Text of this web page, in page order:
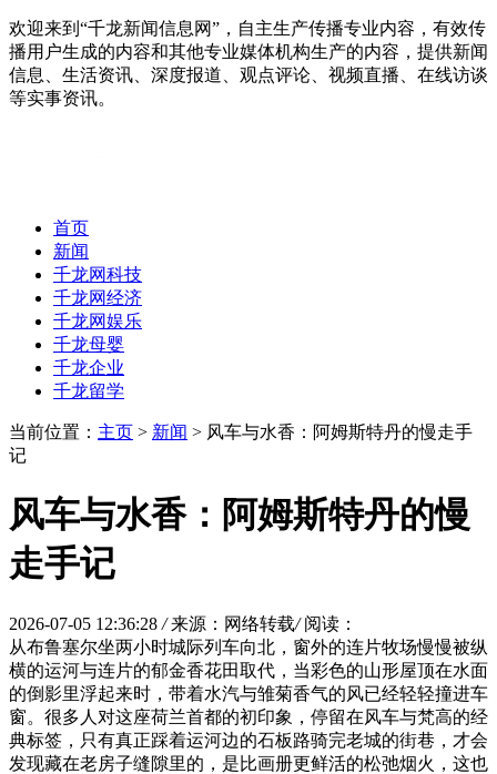
欢迎来到“千龙新闻信息网”，自主生产传播专业内容，有效传
播用户生成的内容和其他专业媒体机构生产的内容，提供新闻
信息、生活资讯、深度报道、观点评论、视频直播、在线访谈
等实事资讯。
首页
新闻
千龙网科技
千龙网经济
千龙网娱乐
千龙母婴
千龙企业
千龙留学
当前位置： 主页 > 新闻 > 风车与水香：阿姆斯特丹的慢走手
记
风车与水香：阿姆斯特丹的慢
走手记
2026-07-05 12:36:28 / 来源：网络转载/ 阅读：
从布鲁塞尔坐两小时城际列车向北，窗外的连片牧场慢慢被纵
横的运河与连片的郁金香花田取代，当彩色的山形屋顶在水面
的倒影里浮起来时，带着水汽与雏菊香气的风已经轻轻撞进车
窗。很多人对这座荷兰首都的初印象，停留在风车与梵高的经
典标签，只有真正踩着运河边的石板路骑完老城的街巷，才会
发现藏在老房子缝隙里的，是比画册更鲜活的松弛烟火，这也